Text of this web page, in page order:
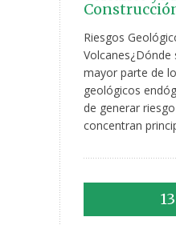
Riesgos
mayor parte de
geológicos
de generar
concentran
13